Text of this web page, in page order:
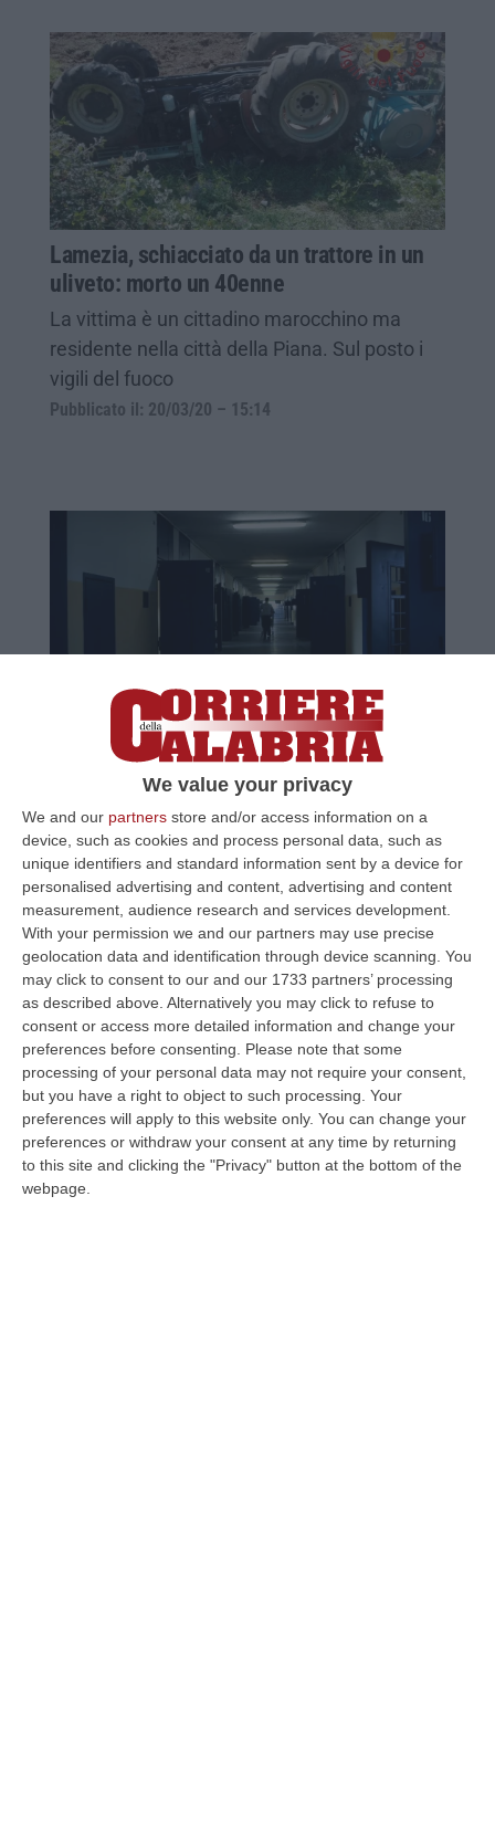
We value your privacy
We and our partners store and/or access information on a
device, such as cookies and process personal data, such as
unique identifiers and standard information sent by a device for
personalised advertising and content, advertising and content
measurement, audience research and services development.
With your permission we and our partners may use precise
geolocation data and identification through device scanning. You
may click to consent to our and our 1733 partners’ processing
as described above. Alternatively you may click to refuse to
consent or access more detailed information and change your
preferences before consenting.
Please note that some
processing of your personal data may not require your consent,
but you have a right to object to such processing. Your
preferences will apply to this website only. You can change your
preferences or withdraw your consent at any time by returning
to this site and clicking the "Privacy" button at the bottom of the
webpage.
Lamezia, schiacciato da un trattore in un
uliveto: morto un 40enne
La vittima è un cittadino marocchino ma
residente nella città della Piana. Sul posto i
vigili del fuoco
Pubblicato il: 20/03/20 – 15:14
Coronavirus, muore agente penitenziario
di Locri
Sarebbe stato contagiato in missione a
Bergamo e ricoverato all’ospedale Sacco di
Milano. Il sindacato: «Sconcertati, non
abbiamo mascherine»
Pubblicato il: 19/03/20 – 18:20